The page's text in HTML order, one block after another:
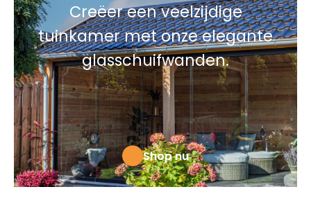
Creëer een veelzijdige
tuinkamer met onze elegante
glasschuifwanden.
Shop nu